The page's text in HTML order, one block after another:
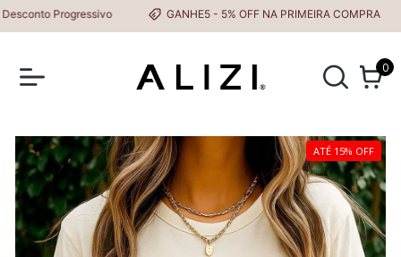
Progressivo GANHE5 - 5% OFF NA PRIMEIRA COMPRA
0
ATÉ 15% OFF